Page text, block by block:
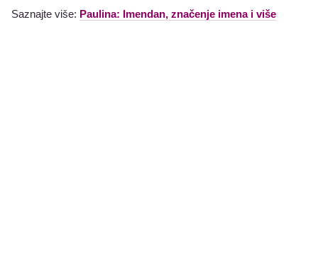
Saznajte više: Paulina: Imendan, značenje imena i više